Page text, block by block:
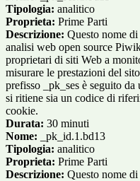
Tipologia: analitico
Proprieta: Prime Parti
Descrizione: Questo nome
analisi web open source
proprietari di siti Web a
misurare le prestazioni del
prefisso _pk_ses è seguito
si ritiene sia un codice di
cookie.
Durata: 30 minuti
Nome: _pk_id.1.bd13
Tipologia: analitico
Proprieta: Prime Parti
Descrizione: Questo nome